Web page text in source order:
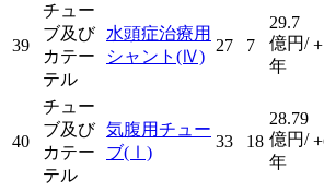
39
チュー
ブ及び
カテー
テル
水頭症治療用
シャント (Ⅳ)
27 7
29.7
億円/
年
40
チュー
ブ及び
カテー
テル
気腹用チュー
ブ(Ⅰ)
33 18
28.79
億円/
年